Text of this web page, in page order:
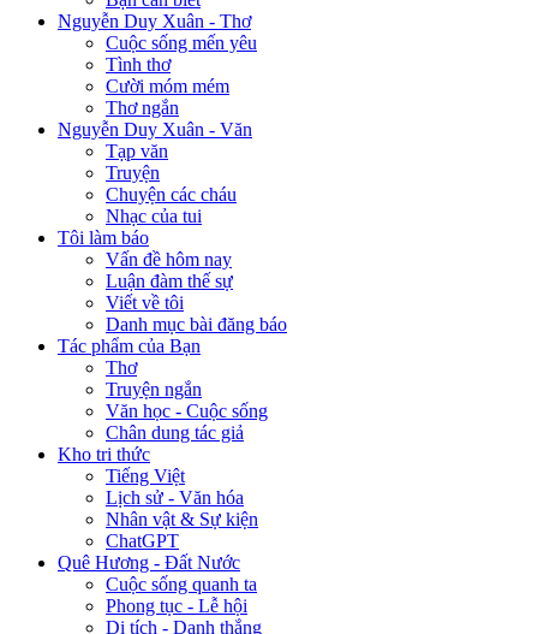
Nguyễn Duy Xuân - Thơ
Cuộc sống mến yêu
Tình thơ
Cười móm mém
Thơ ngắn
Nguyễn Duy Xuân - Văn
Tạp văn
Truyện
Chuyện các cháu
Nhạc của tui
Tôi làm báo
Vấn đề hôm nay
Luận đàm thế sự
Viết về tôi
Danh mục bài đăng báo
Tác phẩm của Bạn
Thơ
Truyện ngắn
Văn học - Cuộc sống
Chân dung tác giả
Kho tri thức
Tiếng Việt
Lịch sử - Văn hóa
Nhân vật & Sự kiện
ChatGPT
Quê Hương - Đất Nước
Cuộc sống quanh ta
Phong tục - Lễ hội
Di tích - Danh thắng